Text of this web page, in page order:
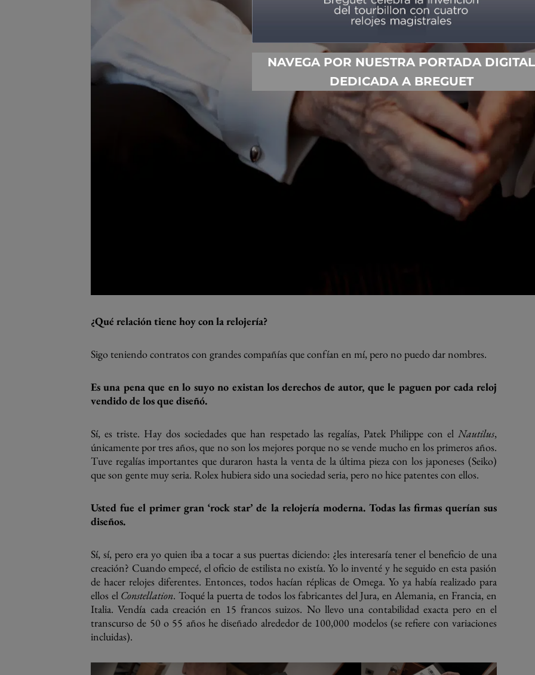
¿Qué relación tiene hoy con la relojería?
Sigo teniendo contratos con grandes compañías que confían en mí, pero no puedo dar nombres.
Es una pena que en lo suyo no existan los derechos de autor, que le paguen por cada reloj
vendido de los que diseñó.
Sí, es triste. Hay dos sociedades que han respetado las regalías, Patek Philippe con el Nautilus,
únicamente por tres años, que no son los mejores porque no se vende mucho en los primeros años.
Tuve regalías importantes que duraron hasta la venta de la última pieza con los japoneses (Seiko)
que son gente muy seria. Rolex hubiera sido una sociedad seria, pero no hice patentes con ellos.
Usted fue el primer gran ‘rock star’ de la relojería moderna. Todas las firmas querían sus
diseños.
Sí, sí, pero era yo quien iba a tocar a sus puertas diciendo: ¿les interesaría tener el beneficio de una
creación? Cuando empecé, el oficio de estilista no existía. Yo lo inventé y he seguido en esta pasión
de hacer relojes diferentes. Entonces, todos hacían réplicas de Omega. Yo ya había realizado para
ellos el Constellation. Toqué la puerta de todos los fabricantes del Jura, en Alemania, en Francia, en
Italia. Vendía cada creación en 15 francos suizos. No llevo una contabilidad exacta pero en el
transcurso de 50 o 55 años he diseñado alrededor de 100,000 modelos (se refiere con variaciones
incluidas).
NAVEGA POR NUESTRA PORTADA DIGITAL
DEDICADA A BREGUET